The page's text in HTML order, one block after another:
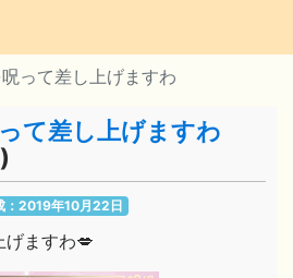
って差し上げますわ
て差し上げますわ
：2019年10月22日
げますわ💋